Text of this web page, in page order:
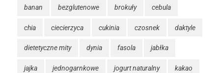
banan bezglutenowe brokuły cebula
chia ciecierzyca cukinia czosnek daktyle
dietetyczne mity dynia fasola jabłka
jajka jednogarnkowe jogurt naturalny kakao